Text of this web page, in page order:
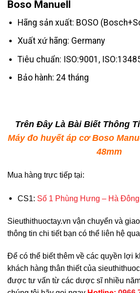
Boso Manuell
Hãng sản xuất: BOSO
Xuất xứ hãng: Germany
Tiêu chuẩn: ISO:9001,
Bảo hành: 24 tháng
Trên Đây Là Bài Biết Thông
Máy đo huyết áp cơ Boso
48mm
Mua hàng trực tiếp tại:
CS1: Số 1 Phùng Hưng – Hà
Sieuthithuoctay.vn vận chuyển và
thông tin chi tiết bạn có thể liên hệ
Để có thể biết thêm về các quyền lợi
khách hàng thân thiết của
được tư vấn từ các dược sĩ nhiều